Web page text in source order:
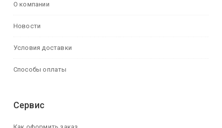
О компании
Новости
Условия доставки
Способы оплаты
Сервис